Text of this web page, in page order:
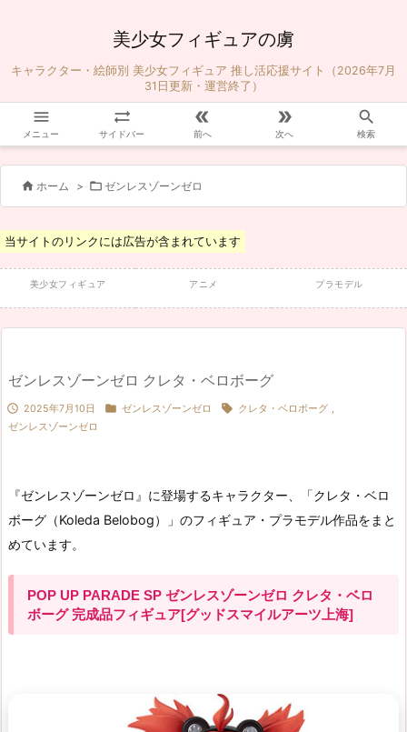
美少女フィギュアの虜
キャラクター・絵師別 美少女フィギュア 推し活応援サイト（2026年7月
31日更新・運営終了）

メニュー

サイドバー

前へ

次へ

検索
 ホーム >  ゼンレスゾーンゼロ
当サイトのリンクには広告が含まれています
美少女フィギュア アニメ プラモデル
ゼンレスゾーンゼロ クレタ・ベロボーグ
 2025年7月10日  ゼンレスゾーンゼロ  クレタ・ベロボーグ ,
ゼンレスゾーンゼロ
『ゼンレスゾーンゼロ』に登場するキャラクター、「クレタ・ベロ
ボーグ（Koleda Belobog）」のフィギュア・プラモデル作品をまと
めています。
POP UP PARADE SP ゼンレスゾーンゼロ クレタ・ベロ
ボーグ 完成品フィギュア[グッドスマイルアーツ上海]